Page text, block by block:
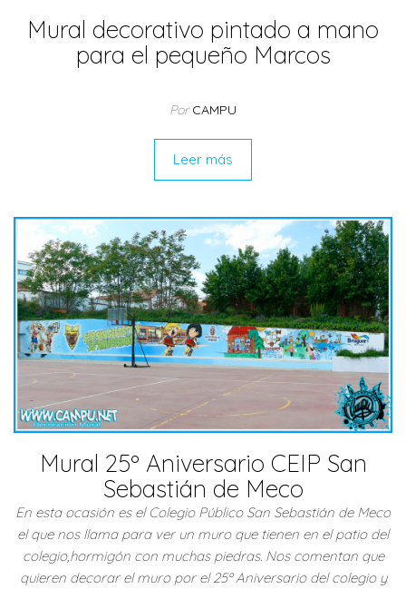
Mural decorativo pintado a mano
para el pequeño Marcos
Por CAMPU
Leer más
Mural 25º Aniversario CEIP San
Sebastián de Meco
En esta ocasión es el Colegio Público San Sebastián de Meco
el que nos llama para ver un muro que tienen en el patio del
colegio,hormigón con muchas piedras. Nos comentan que
quieren decorar el muro por el 25º Aniversario del colegio y